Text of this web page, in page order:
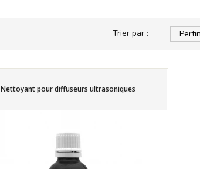
Trier par :
Nettoyant pour diffuseurs ultrasoniques